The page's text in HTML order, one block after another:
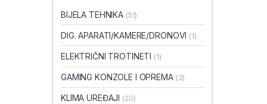
BIJELA TEHNIKA (51)
DIG. APARATI/KAMERE/DRONOVI (1)
ELEKTRIČNI TROTINETI (1)
GAMING KONZOLE I OPREMA (3)
KLIMA UREĐAJI (20)